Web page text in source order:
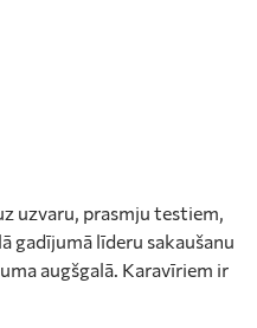
uzvaru, prasmju testiem,
gadījumā līderu sakaušanu
augšgalā. Karavīriem ir